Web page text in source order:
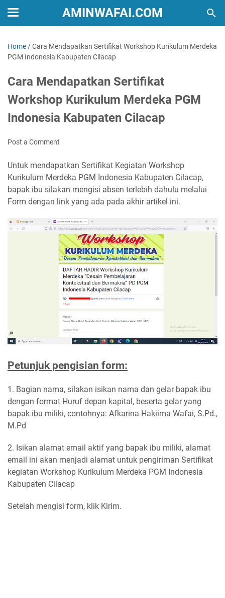
AMINWAFAI.COM
Home /Cara Mendapatkan Sertifikat Workshop Kurikulum Merdeka
PGM Indonesia Kabupaten Cilacap
Cara Mendapatkan Sertifikat
Workshop Kurikulum Merdeka PGM
Indonesia Kabupaten Cilacap
Post a Comment
Untuk mendapatkan Sertifikat Kegiatan Workshop
Kurikulum Merdeka PGM Indonesia Kabupaten Cilacap,
bapak ibu silakan mengisi absen terlebih dahulu melalui
Form dengan link yang ada pada akhir artikel ini.
Petunjuk pengisian form:
1. Bagian nama, silakan isikan nama dan gelar bapak ibu
dengan format Huruf depan kapital, beserta gelar yang
bapak ibu miliki, contohnya: Afkarina Hakiima Wafai, S.Pd.,
M.Pd
2. Isikan alamat email aktif yang bapak ibu miliki, alamat
email ini akan menjadi alamat untuk pengiriman Sertifikat
kegiatan Workshop Kurikulum Merdeka PGM Indonesia
Kabupaten Cilacap
Setelah mengisi form, klik Kirim.